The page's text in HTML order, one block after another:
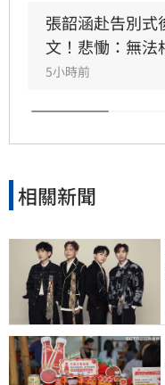
抗癌仍敬業工作
疼，如今遺憾好
壇巨星合作，打
崇高且人緣極佳
在幕後無可取代
專業且溫暖的幕後
張韶涵赴告別式
文！悲慟：無法
5小時前
相關新聞